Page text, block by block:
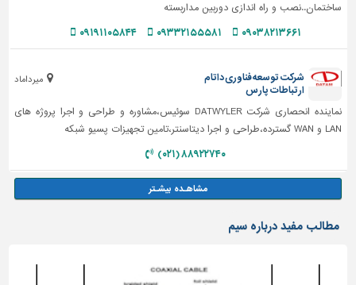
ساختمان..نصب و راه اندازی دوربین مداربسته
۰۹۰۳۸۲۱۳۶۶۱ ۰۹۳۳۲۱۵۵۵۸۱ ۰۹۱۹۱۱۰۵۸۴۴
میرداماد
شرکت توسعه فناوری داتام
ارتباطات پارس
نماینده انحصاری شرکت DATWYLER سوئیس،مشاوره و طراحی و اجرا پروژه های
LAN و WAN گسترده،طراحی و اجرا دیتاسنتر،تامین تجهیزات پسیو شبکه
۸۸۹۲۲۷۴۰ (۰۲۱)
مطالب مفید درباره سیم